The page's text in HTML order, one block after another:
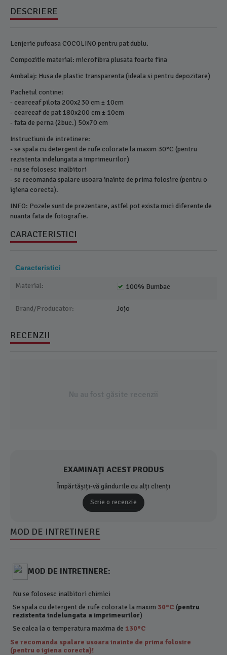
DESCRIERE
Lenjerie pufoasa COCOLINO pentru pat dublu.
Compozitie material: microfibra plusata foarte fina
Ambalaj: Husa de plastic transparenta (ideala si pentru depozitare)
Pachetul contine:
- cearceaf pilota 200x230 cm ± 10cm
- cearceaf de pat 180x200 cm ± 10cm
- fata de perna (2buc.) 50x70 cm
Instructiuni de intretinere:
- se spala cu detergent de rufe colorate la maxim 30°C (pentru
rezistenta indelungata a imprimeurilor)
- nu se folosesc inalbitori
- se recomanda spalare usoara inainte de prima folosire (pentru o
igiena corecta).
INFO: Pozele sunt de prezentare, astfel pot exista mici diferente de
nuanta fata de fotografie.
CARACTERISTICI
Caracteristici
Material: 100% Bumbac
Brand/Producator: Jojo
RECENZII
Nu au fost găsite recenzii
EXAMINAȚI ACEST PRODUS
Împărtășiți-vă gândurile cu alți clienți
Scrie o recenzie
MOD DE INTRETINERE
MOD DE INTRETINERE:
Nu se folosesc inalbitori chimici
Se spala cu detergent de rufe colorate la maxim 30°C (pentru
rezistenta indelungata a imprimeurilor)
Se calca la o temperatura maxima de130°C
Se recomanda spalare usoara inainte de prima folosire
(pentru o igiena corecta)!